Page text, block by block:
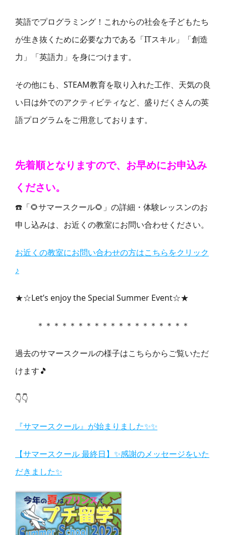
英語でプログラミング！これからの社会を子どもたち
が生き抜くために必要な力である「ITスキル」「創造
力」「英語力」を身につけます。
その他にも、STEAM教育を取り入れた工作、天気の良
い日は外でのアクティビティなど、盛りだくさんの英
語プログラムをご用意しております。
先着順となりますので、お早めにお申込み
ください。
☎️「🌻サマースクール🌻」の詳細・体験レッスンのお
申し込みは、お近くの教室にお問い合わせください。
お近くの教室にお問い合わせの方はこちらをクリック
♪
★☆Let’s enjoy the Special Summer Event☆★
＊＊＊＊＊＊＊＊＊＊＊＊＊＊＊＊＊＊＊
過去のサマースクールの様子はこちらからご覧いただ
けます🎵
👇👇
『サマースクール』が始まりました✨✨
【サマースクール 最終日】✨感謝のメッセージをいた
だきました✨